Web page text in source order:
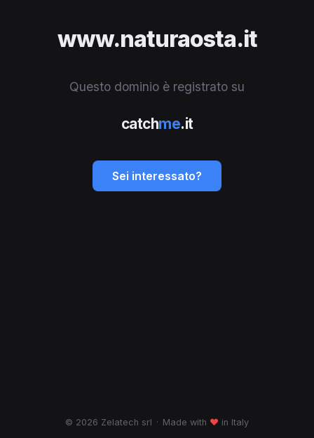
www.naturaosta.it
Questo dominio è registrato su
catchme.it
Sei interessato?
© 2026 Zelatech srl · Made with ♥ in Italy